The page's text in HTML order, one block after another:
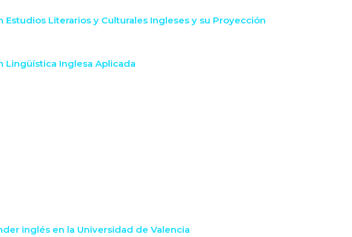
Estudios Literarios y Culturales Ingleses y su Proyección
Lingüística Inglesa Aplicada
inglés en la Universidad de Valencia